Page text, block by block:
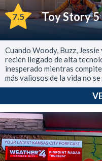
7.5 Toy Story 5
Cuando Woody, Buzz,
recién llegado de alta
inesperado mientras
más valiosos de la vida no se